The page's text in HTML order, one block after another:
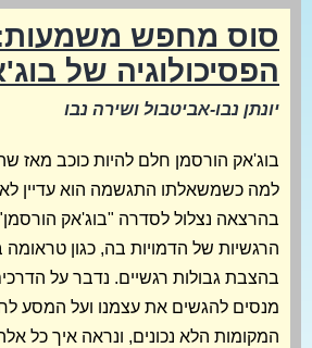
סוס מחפש
הפסיכולוגיה של
יונתן נבו-אביטבול ושירה נבו
בוג'אק הורסמן חלם להיות כוכב מאז
למה כשמשאלתו התגשמה הוא עדיין
בהרצאה נצלול לסדרה "בוג'אק
הרגשיות של הדמויות בה, כגון טראומה
בהצבת גבולות רגשיים. נדבר על
מנסים להגשים את עצמנו ועל המסע
המקומות הלא נכונים, ונראה איך כל